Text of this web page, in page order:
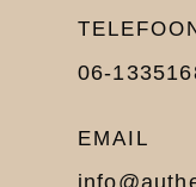
06-
EMAIL